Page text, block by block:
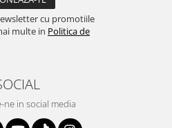
cu promotiile
multe in Politica de
ne in social media